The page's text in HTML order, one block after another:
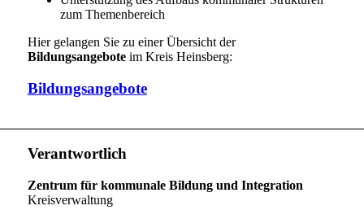
zum Themenbereich
Hier gelangen Sie zu einer Übersicht der
Bildungsangebote im Kreis Heinsberg:
Bildungsangebote
Verantwortlich
Zentrum für kommunale Bildung und Integration
Kreisverwaltung